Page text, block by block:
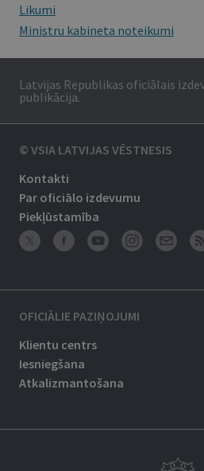
Likumi
Ministru kabineta noteikumi
Latvijas Republikas oficiālais
publikācija.
© VSIA LATVIJAS VĒSTNESIS
Kontakti
Par oficiālo izdevumu
Piekļūstamība
OFICIĀLIE PAZIŅOJUMI
Klientu centrs
Iesniegšana
Atkalizmantošana